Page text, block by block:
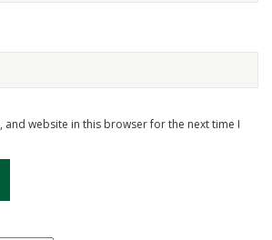
and website in this browser for the next time I